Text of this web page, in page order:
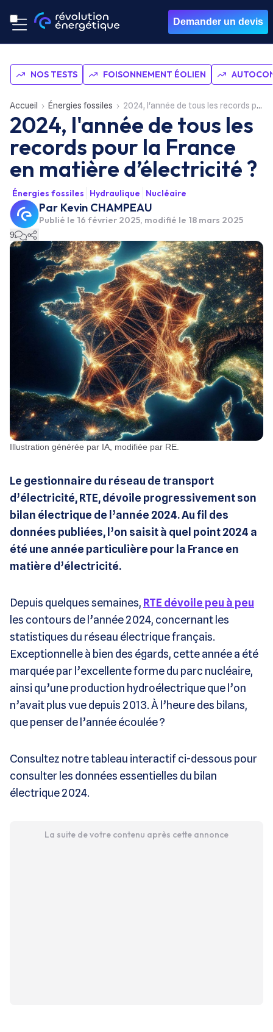
Demander un devis
NOS TESTS FOISONNEMENT ÉOLIEN
Accueil Énergies fossiles 2024, l'année de tous les records pour la France en matière d’électricité ?
2024, l'année de tous les
records pour la France
en matière d’électricité ?
Énergies fossiles Hydraulique Nucléaire
Par Kevin CHAMPEAU
Publié le 16 février 2025, modifié le 18 mars 2025
9
Illustration générée par IA, modifiée par RE.
Le gestionnaire du réseau de transport
d’électricité, RTE, dévoile progressivement son
bilan électrique de l’année 2024. Au fil des
données publiées, l’on saisit à quel point 2024 a
été une année particulière pour la France en
matière d’électricité.
Depuis quelques semaines, RTE dévoile peu à peu
les contours de l’année 2024, concernant les
statistiques du réseau électrique français.
Exceptionnelle à bien des égards, cette année a été
marquée par l’excellente forme du parc nucléaire,
ainsi qu’une production hydroélectrique que l’on
n’avait plus vue depuis 2013. À l’heure des bilans,
que penser de l’année écoulée ?
Consultez notre tableau interactif ci-dessous pour
consulter les données essentielles du bilan
électrique 2024.
La suite de votre contenu après cette annonce